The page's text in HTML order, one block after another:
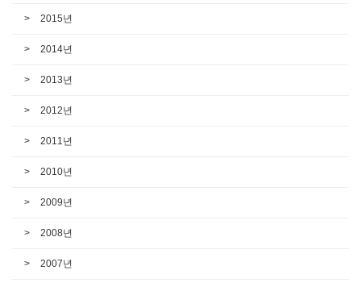
2015년
2014년
2013년
2012년
2011년
2010년
2009년
2008년
2007년